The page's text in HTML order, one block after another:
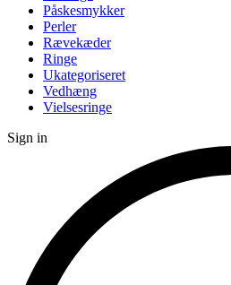
Påskesmykker
Perler
Rævekæder
Ringe
Ukategoriseret
Vedhæng
Vielsesringe
Sign in